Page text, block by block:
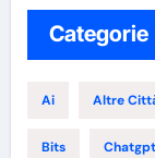
Categorie
Ai Altre
Bits Chatgpt